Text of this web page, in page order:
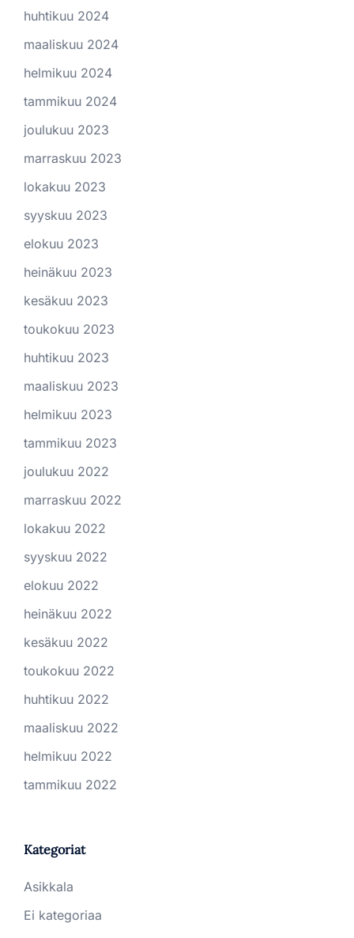
huhtikuu 2024
maaliskuu 2024
helmikuu 2024
tammikuu 2024
joulukuu 2023
marraskuu 2023
lokakuu 2023
syyskuu 2023
elokuu 2023
heinäkuu 2023
kesäkuu 2023
toukokuu 2023
huhtikuu 2023
maaliskuu 2023
helmikuu 2023
tammikuu 2023
joulukuu 2022
marraskuu 2022
lokakuu 2022
syyskuu 2022
elokuu 2022
heinäkuu 2022
kesäkuu 2022
toukokuu 2022
huhtikuu 2022
maaliskuu 2022
helmikuu 2022
tammikuu 2022
Kategoriat
Asikkala
Ei kategoriaa